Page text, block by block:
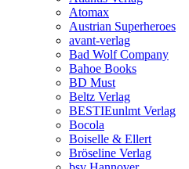
Atomax
Austrian Superheroes
avant-verlag
Bad Wolf Company
Bahoe Books
BD Must
Beltz Verlag
BESTIEunlmt Verlag
Bocola
Boiselle & Ellert
Bröseline Verlag